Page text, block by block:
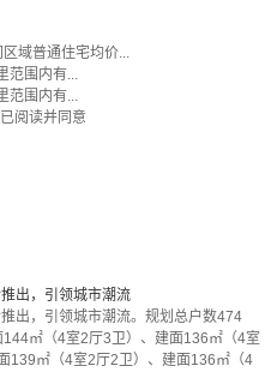
域普通住宅均价...
范围内有...
范围内有...
阅读并同意
出，引领城市潮流
出，引领城市潮流。规划总户数474
㎡（4室2厅3卫）、建面136㎡（4室
139㎡（4室2厅2卫）、建面136㎡（4